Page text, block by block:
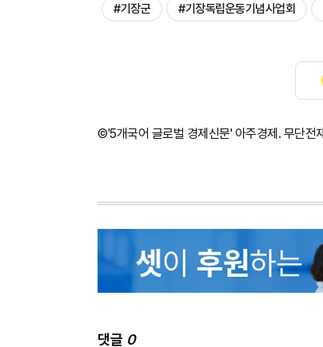
#기장군 #기장독립운동기념사업회
©'5개국어 글로벌 경제신문' 아주경제. 무단전
댓글 0